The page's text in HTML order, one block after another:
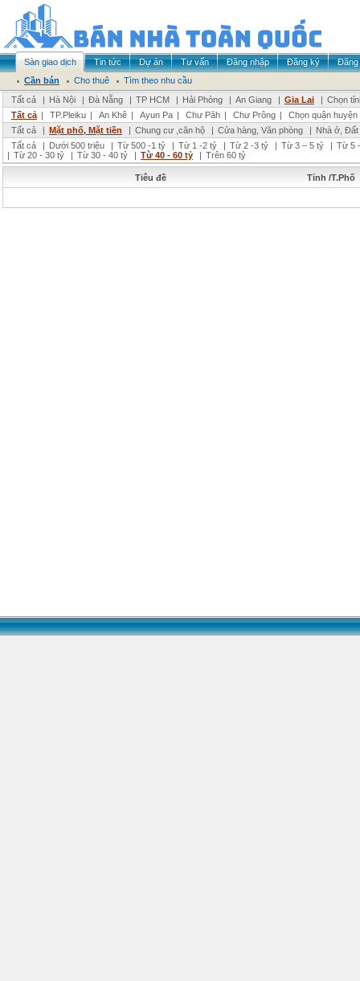
Sàn giao dịch Tin tức Dự án Tư vấn Đăng nhập Đăng ký
Đăng
Cần bán
Cho thuê
Tìm theo nhu cầu
Tất cả
| Hà Nội | Đà Nẵng | TP HCM | Hải Phòng | An Giang | Gia Lai | Chọn
Tất cả | TP.Pleiku | An Khê | Ayun Pa | Chư Păh | Chư Prông |
Chọn quận huyện
Tất cả
| Mặt phố, Mặt tiền | Chung cư ,căn hộ | Cửa hàng, Văn phòng | Nhà ở,
Tất cả
| Dưới 500 triệu | Từ 500 -1 tỷ | Từ 1 -2 tỷ | Từ 2 -3 tỷ | Từ 3 – 5 tỷ | Từ 5
| Từ 20 - 30 tỷ | Từ 30 - 40 tỷ | Từ 40 - 60 tỷ | Trên 60 tỷ
Tiêu đề Tỉnh /T.Phố